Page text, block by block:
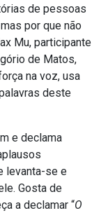
de pessoas
por que não
Mu, participante
de Matos,
na voz, usa
deste
e declama
levanta-se e
Gosta de
a declamar “O